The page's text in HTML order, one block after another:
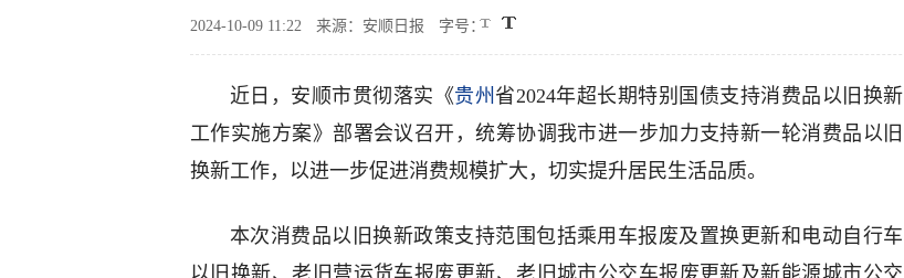
2024-10-09 11:22 来源：安顺日报 字号：
近日，安顺市贯彻落实《贵州省2024年超长期特别国债支持消费品以旧换新
工作实施方案》部署会议召开，统筹协调我市进一步加力支持新一轮消费品以旧
换新工作，以进一步促进消费规模扩大，切实提升居民生活品质。
本次消费品以旧换新政策支持范围包括乘用车报废及置换更新和电动自行车
以旧换新、老旧营运货车报废更新、老旧城市公交车报废更新及新能源城市公交